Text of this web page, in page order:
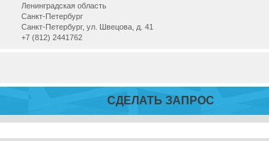
Ленинградская область
Санкт-Петербург
Санкт-Петербург, ул. Швецова, д. 41
+7 (812) 2441762
СДЕЛАТЬ ЗАПРОС